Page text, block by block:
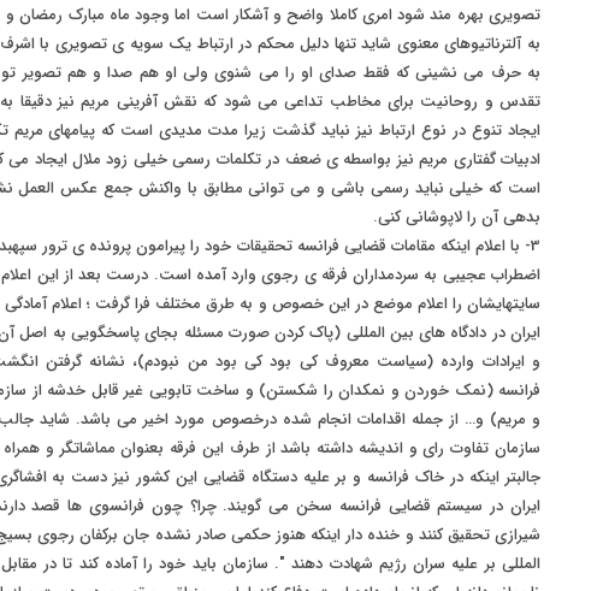
تصویری بهره مند شود امری کاملا واضح و آشکار است اما وجود ماه مبارک رمضان
به آلترناتیوهای معنوی شاید تنها دلیل محکم در ارتباط یک سویه ی تصویری با
به حرف می نشینی که فقط صدای او را می شنوی ولی او هم صدا و هم تصویر تو را
تقدس و روحانیت برای مخاطب تداعی می شود که نقش آفرینی مریم نیز دقیقا به
ایجاد تنوع در نوع ارتباط نیز نباید گذشت زیرا مدت مدیدی است که پیامهای
ادبیات گفتاری مریم نیز بواسطه ی ضعف در تکلمات رسمی خیلی زود ملال ایجاد می
است که خیلی نباید رسمی باشی و می توانی مطابق با واکنش جمع عکس العمل
بدهی آن را لاپوشانی کنی.
3- با اعلام اینکه مقامات قضایی فرانسه تحقیقات خود را پیرامون پرونده ی ترور
اضطراب عجیبی به سردمداران فرقه ی رجوی وارد آمده است. درست بعد از این
سایتهایشان را اعلام موضع در این خصوص و به طرق مختلف فرا گرفت ؛ اعلام
ایران در دادگاه های بین المللی (پاک کردن صورت مسئله بجای پاسخگویی به اصل
و ایرادات وارده (سیاست معروف کی بود کی بود من نبودم)، نشانه گرفتن
فرانسه (نمک خوردن و نمکدان را شکستن) و ساخت تابویی غیر قابل خدشه از
و مریم) و… از جمله اقدامات انجام شده درخصوص مورد اخیر می باشد. شاید
سازمان تفاوت رای و اندیشه داشته باشد از طرف این فرقه بعنوان مماشاتگر و
جالبتر اینکه در خاک فرانسه و بر علیه دستگاه قضایی این کشور نیز دست به
ایران در سیستم قضایی فرانسه سخن می گویند. چرا؟ چون فرانسوی ها قصد
شیرازی تحقیق کنند و خنده دار اینکه هنوز حکمی صادر نشده جان برکفان رجوی
المللی بر علیه سران رژیم شهادت دهند ". سازمان باید خود را آماده کند تا در